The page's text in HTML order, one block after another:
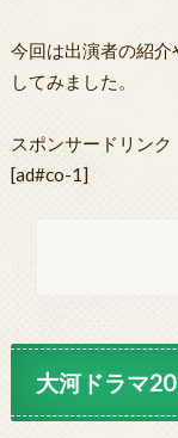
今回は出演者の紹
してみました。
スポンサードリンク
[ad#co-1]
大河ドラマ